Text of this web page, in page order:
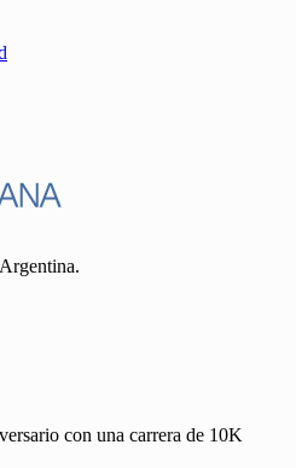
con una carrera de 10K